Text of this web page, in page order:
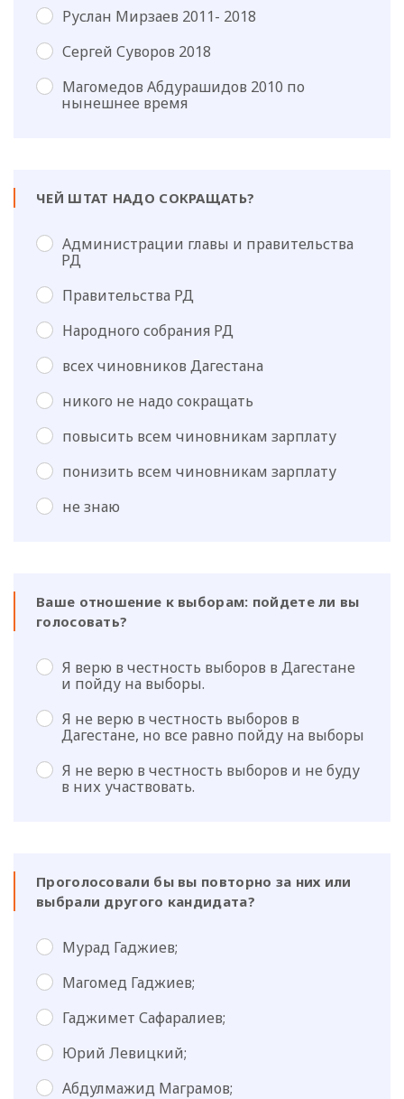
Руслан Мирзаев 2011- 2018
Сергей Суворов 2018
Магомедов Абдурашидов 2010 по
нынешнее время
ЧЕЙ ШТАТ НАДО СОКРАЩАТЬ?
Администрации главы и правительства
РД
Правительства РД
Народного собрания РД
всех чиновников Дагестана
никого не надо сокращать
повысить всем чиновникам зарплату
понизить всем чиновникам зарплату
не знаю
Ваше отношение к выборам: пойдете ли вы
голосовать?
Я верю в честность выборов в Дагестане
и пойду на выборы.
Я не верю в честность выборов в
Дагестане, но все равно пойду на выборы
Я не верю в честность выборов и не буду
в них участвовать.
Проголосовали бы вы повторно за них или
выбрали другого кандидата?
Мурад Гаджиев;
Магомед Гаджиев;
Гаджимет Сафаралиев;
Юрий Левицкий;
Абдулмажид Маграмов;